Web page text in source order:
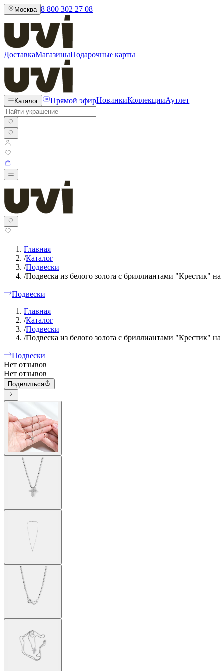
Москва 8 800 302 27 08
ДоставкаМагазиныПодарочные карты
Каталог Прямой эфирНовинкиКоллекцииАутлет
Главная
/Каталог
/Подвески
/Подвеска из белого золота с бриллиантами "Крестик"
Подвески
Главная
/Каталог
/Подвески
/Подвеска из белого золота с бриллиантами "Крестик"
Подвески
Нет отзывов
Нет отзывов
Поделиться